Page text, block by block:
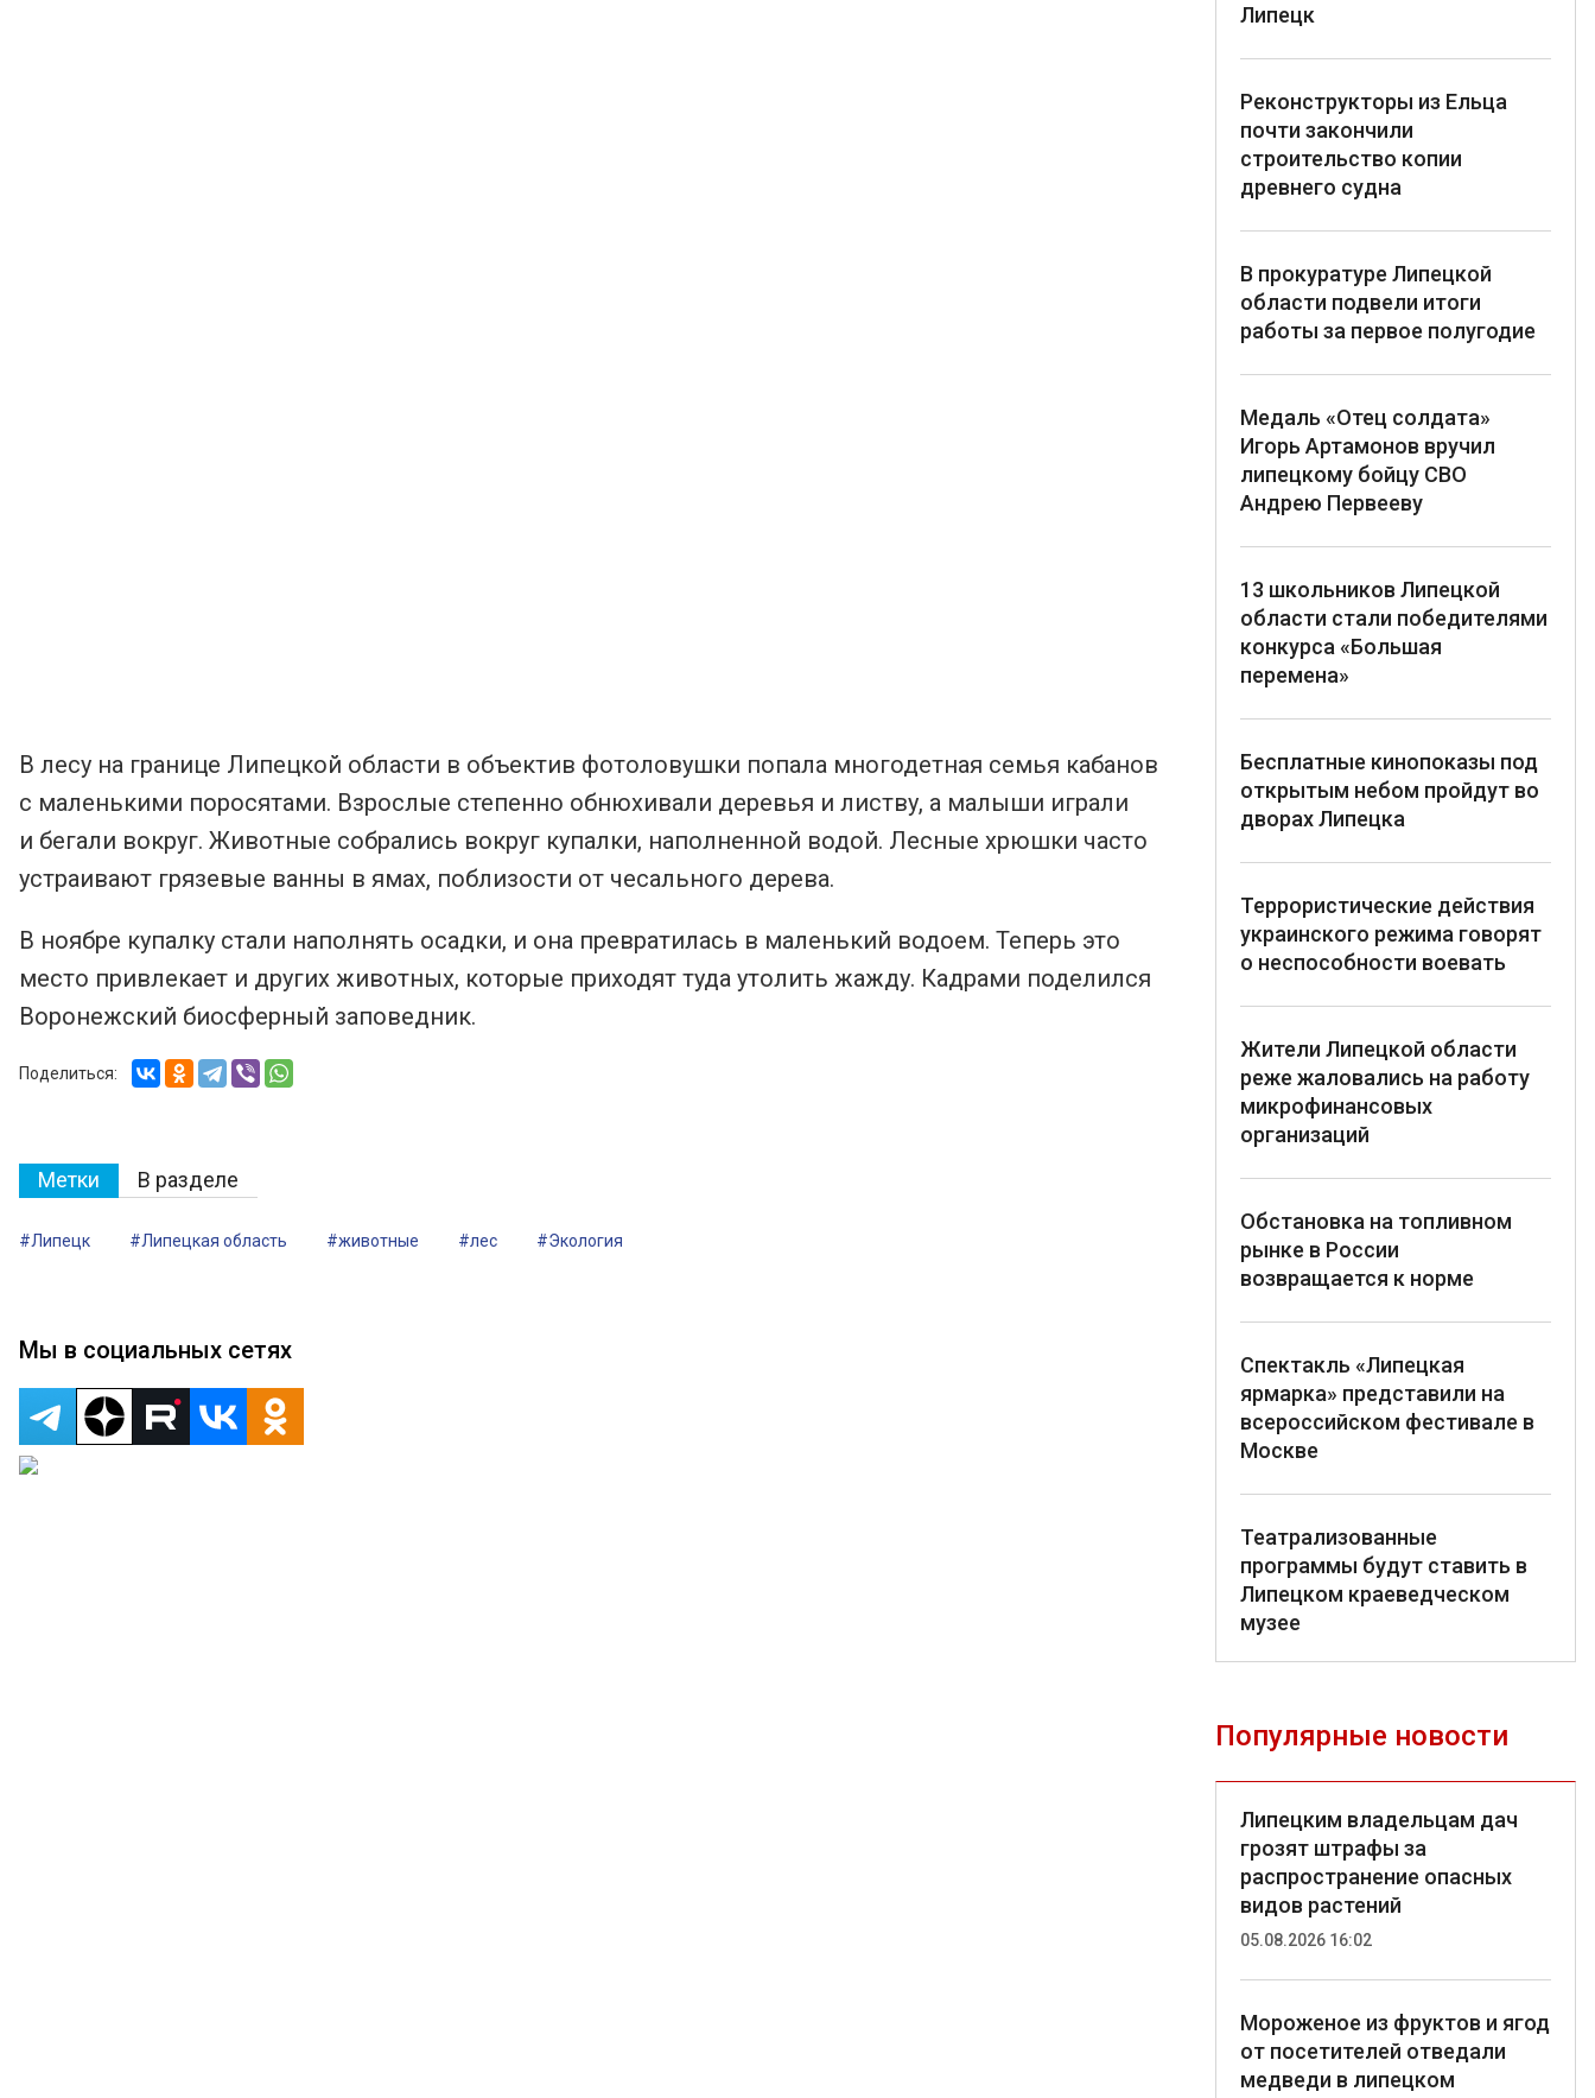
В лесу на границе Липецкой области в объектив фотоловушки попала многодетная семья кабанов
с маленькими поросятами. Взрослые степенно обнюхивали деревья и листву, а малыши играли
и бегали вокруг. Животные собрались вокруг купалки, наполненной водой. Лесные хрюшки часто
устраивают грязевые ванны в ямах, поблизости от чесального дерева.
В ноябре купалку стали наполнять осадки, и она превратилась в маленький водоем. Теперь это
место привлекает и других животных, которые приходят туда утолить жажду. Кадрами поделился
Воронежский биосферный заповедник.
Поделиться:
Метки В разделе
#Липецк #Липецкая область #животные #лес #Экология
Мы в социальных сетях
Липецк
Реконструкторы из Ельца
почти закончили
строительство копии
древнего судна
В прокуратуре Липецкой
области подвели итоги
работы за первое полугодие
Медаль «Отец солдата»
Игорь Артамонов вручил
липецкому бойцу СВО
Андрею Первееву
13 школьников Липецкой
области стали победителями
конкурса «Большая
перемена»
Бесплатные кинопоказы под
открытым небом пройдут во
дворах Липецка
Террористические действия
украинского режима говорят
о неспособности воевать
Жители Липецкой области
реже жаловались на работу
микрофинансовых
организаций
Обстановка на топливном
рынке в России
возвращается к норме
Спектакль «Липецкая
ярмарка» представили на
всероссийском фестивале в
Москве
Театрализованные
программы будут ставить в
Липецком краеведческом
музее
Популярные новости
Липецким владельцам дач
грозят штрафы за
распространение опасных
видов растений
05.08.2026 16:02
Мороженое из фруктов и ягод
от посетителей отведали
медведи в липецком